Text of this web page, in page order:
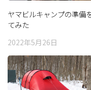
ヤマビルキャンプの準備
てみた
2022年5月26日